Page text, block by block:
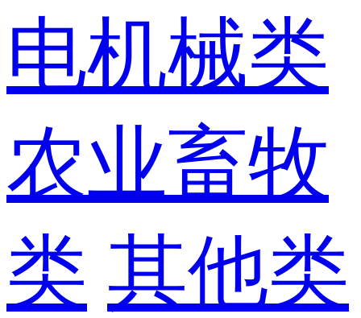
电机械类
农业畜牧
类 其他类